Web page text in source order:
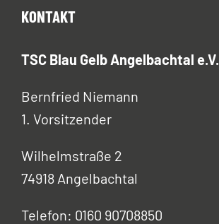
KONTAKT
TSC Blau Gelb Angelbachtal e.V.
Bernfried Niemann
1. Vorsitzender
Wilhelmstraße 2
74918 Angelbachtal
Telefon: 0160 90708850